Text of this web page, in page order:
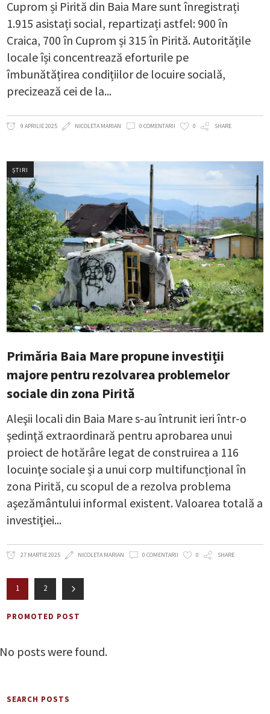
Cuprom și Pirită din Baia Mare sunt înregistrați
1.915 asistați social, repartizați astfel: 900 în
Craica, 700 în Cuprom și 315 în Pirită. Autoritățile
locale își concentrează eforturile pe
îmbunătățirea condițiilor de locuire socială,
precizează cei de la
9 APRILIE 2025 NICOLETA MARIAN 0 COMENTARII 0 SHARE
ȘTIRI
Primăria Baia Mare propune investiții
majore pentru rezolvarea problemelor
sociale din zona Pirită
Aleşii locali din Baia Mare s-au întrunit ieri într-o
şedinţă extraordinară pentru aprobarea unui
proiect de hotărâre legat de construirea a 116
locuinţe sociale și a unui corp multifuncțional în
zona Pirită, cu scopul de a rezolva problema
aşezământului informal existent. Valoarea totală a
investiţiei
27 MARTIE 2025 NICOLETA MARIAN 0 COMENTARII 0 SHARE
1 2
PROMOTED POST
No posts were found.
SEARCH POSTS